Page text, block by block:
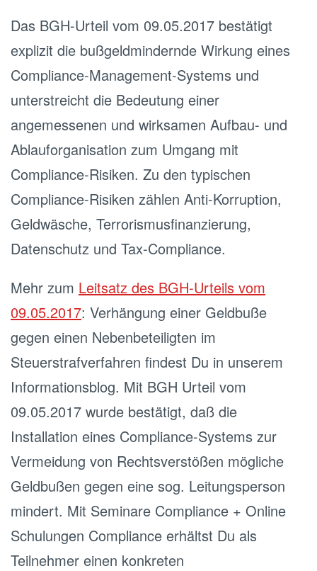
Das BGH-Urteil vom 09.05.2017 bestätigt
explizit die bußgeldmindernde Wirkung eines
Compliance-Management-Systems und
unterstreicht die Bedeutung einer
angemessenen und wirksamen Aufbau- und
Ablauforganisation zum Umgang mit
Compliance-Risiken. Zu den typischen
Compliance-Risiken zählen Anti-Korruption,
Geldwäsche, Terrorismusfinanzierung,
Datenschutz und Tax-Compliance.
Mehr zum Leitsatz des BGH-Urteils vom
09.05.2017: Verhängung einer Geldbuße
gegen einen Nebenbeteiligten im
Steuerstrafverfahren findest Du in unserem
Informationsblog. Mit BGH Urteil vom
09.05.2017 wurde bestätigt, daß die
Installation eines Compliance-Systems zur
Vermeidung von Rechtsverstößen mögliche
Geldbußen gegen eine sog. Leitungsperson
mindert. Mit Seminare Compliance + Online
Schulungen Compliance erhältst Du als
Teilnehmer einen konkreten